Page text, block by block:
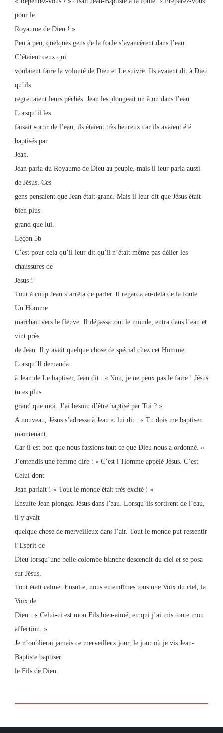
pour le
Royaume de Dieu ! »
Peu à peu, quelques gens de la foule s’avancèrent dans l’eau.
C’étaient ceux qui
voulaient faire la volonté de Dieu et Le suivre. Ils avaient dit à Dieu
qu’ils
regrettaient leurs péchés. Jean les plongeait un à un dans l’eau.
Lorsqu’il les
faisait sortir de l’eau, ils étaient très heureux car ils avaient été
baptisés par
Jean.
Jean parla du Royaume de Dieu au peuple, mais il leur parla aussi
de Jésus. Ces
gens pensaient que Jean était grand. Mais il leur dit que Jésus était
bien plus
grand que lui.
Leçon 5b
C’est pour cela qu’il leur dit qu’il n’était même pas délier les
chaussures de
Jésus !
Tout à coup Jean s’arrêta de parler. Il regarda au-delà de la foule.
Un Homme
marchait vers le fleuve. Il dépassa tout le monde, entra dans l’eau et
vint près
de Jean. Il y avait quelque chose de spécial chez cet Homme.
Lorsqu’Il demanda
à Jean de Le baptiser, Jean dit : « Non, je ne peux pas le faire ! Jésus
tu es plus
grand que moi. J’ai besoin d’être baptisé par Toi ? »
A nouveau, Jésus s’adressa à Jean et lui dit : « Tu dois me baptiser
maintenant.
Car il est bon que nous fassions tout ce que Dieu nous a ordonné. »
J’entendis une femme dire : « C’est l’Homme appelé Jésus. C’est
Celui dont
Jean parlait ! » Tout le monde était très excité ! »
Ensuite Jean plongea Jésus dans l’eau. Lorsqu’ils sortirent de l’eau,
il y avait
quelque chose de merveilleux dans l’air. Tout le monde put ressentir
l’Esprit de
Dieu lorsqu’une belle colombe blanche descendit du ciel et se posa
sur Jésus.
Tout était calme. Ensuite, nous entendîmes tous une Voix du ciel, la
Voix de
Dieu : « Celui-ci est mon Fils bien-aimé, en qui j’ai mis toute mon
affection. »
Je n’oublierai jamais ce merveilleux jour, le jour où je vis Jean-
Baptiste baptiser
le Fils de Dieu.